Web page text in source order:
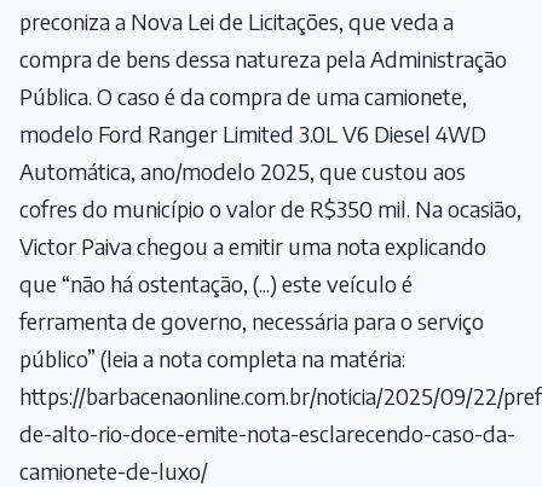
preconiza a Nova Lei de Licitações, que veda a
compra de bens dessa natureza pela Administração
Pública. O caso é da compra de uma camionete,
modelo Ford Ranger Limited 3.0L V6 Diesel 4WD
Automática, ano/modelo 2025, que custou aos
cofres do município o valor de R$350 mil. Na ocasião,
Victor Paiva chegou a emitir uma nota explicando
que “não há ostentação, (...) este veículo é
ferramenta de governo, necessária para o serviço
público” (leia a nota completa na matéria:
https://barbacenaonline.com.br/noticia/2025/09/22/
de-alto-rio-doce-emite-nota-esclarecendo-caso-da-
camionete-de-luxo/